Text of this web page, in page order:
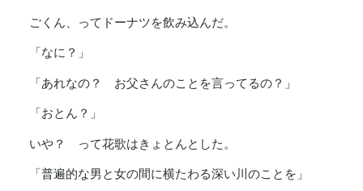
ごくん、ってドーナツを飲み込んだ。
「なに？」
「あれなの？ お父さんのことを言ってるの？」
「おとん？」
いや？ って花歌はきょとんとした。
「普遍的な男と女の間に横たわる深い川のことを」